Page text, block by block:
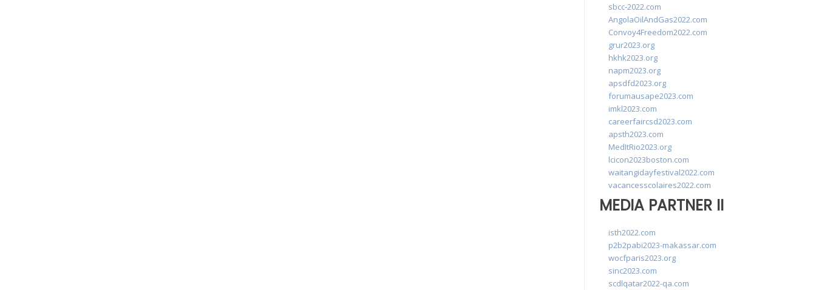
sbcc-2022.com
AngolaOilAndGas2022.com
Convoy4Freedom2022.com
grur2023.org
hkhk2023.org
napm2023.org
apsdfd2023.org
forumausape2023.com
imkl2023.com
careerfaircsd2023.com
apsth2023.com
MedItRio2023.org
lcicon2023boston.com
waitangidayfestival2022.com
vacancesscolaires2022.com
MEDIA PARTNER II
isth2022.com
p2b2pabi2023-makassar.com
wocfparis2023.org
sinc2023.com
scdlqatar2022-qa.com